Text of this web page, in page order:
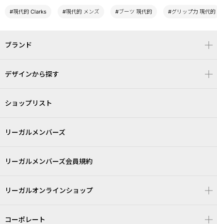
#現代的 Clarks #現代的 メンズ #ブーツ 現代的 #グリップ力 現代的
ブランド
デザインから探す
ショップリスト
リーガルメンバーズ
リーガルメンバーズ会員規約
リーガルオンラインショップ
コーポレート